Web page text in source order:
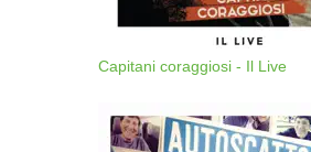
Capitani coraggiosi - Il Live